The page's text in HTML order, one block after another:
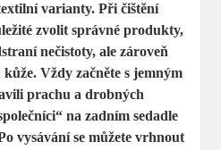
varianty. Při čištění
zvolit správné produkty,
nečistoty, ale zároveň
Vždy začněte sjemným
prachu a drobných
na zadním sedadle
vysávání se můžete vrhnout